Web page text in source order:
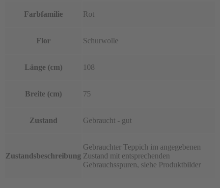
Farbfamilie Rot
Flor Schurwolle
Länge (cm) 108
Breite (cm) 75
Zustand Gebraucht - gut
Zustandsbeschreibung
Gebrauchter Teppich im angegebenen
Zustand mit entsprechenden
Gebrauchsspuren, siehe Produktbilder